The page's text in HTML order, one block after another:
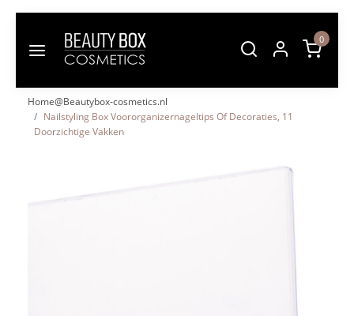
0
Home@Beautybox-cosmetics.nl
Nailstyling Box Voororganizernageltips Of Decoraties, 11
Doorzichtige Vakken